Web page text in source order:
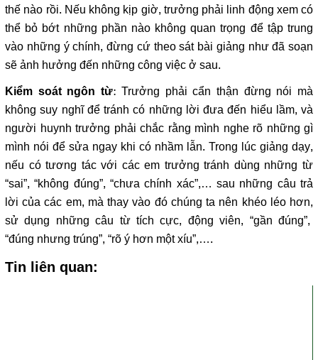
thế nào rồi. Nếu không kịp giờ, trưởng phải linh động xem có
thể bỏ bớt những phần nào không quan trọng để tập trung
vào những ý chính, đừng cứ theo sát bài giảng như đã soạn
sẽ ảnh hưởng đến những công việc ở sau.
Kiểm soát ngôn từ: Trưởng phải cẩn thận đừng nói mà
không suy nghĩ để tránh có những lời đưa đến hiểu lầm, và
người huynh trưởng phải chắc rằng mình nghe rõ những gì
mình nói để sửa ngay khi có nhầm lẫn. Trong lúc giảng dạy,
nếu có tương tác với các em trưởng tránh dùng những từ
“sai”, “không đúng”, “chưa chính xác”,… sau những câu trả
lời của các em, mà thay vào đó chúng ta nên khéo léo hơn,
sử dụng những câu từ tích cực, động viên, “gần đúng”,
“đúng nhưng trúng”, “rõ ý hơn một xíu”,….
Tin liên quan: